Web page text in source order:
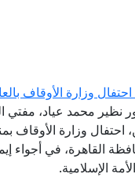
وزارة الأوقاف بالعام
نظير محمد عياد، مفتي
القاهرة، في أجواء
الإسلامية.